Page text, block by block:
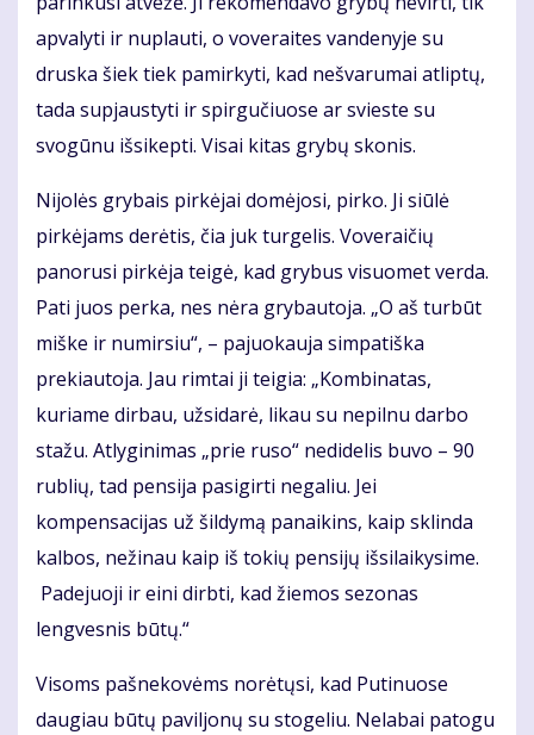
apvalyti ir nuplauti, o voveraites vandenyje su
druska šiek tiek pamirkyti, kad nešvarumai atliptų,
tada supjaustyti ir spirgučiuose ar svieste su
svogūnu išsikepti. Visai kitas grybų skonis.
Nijolės grybais pirkėjai domėjosi, pirko. Ji siūlė
pirkėjams derėtis, čia juk turgelis. Voveraičių
panorusi pirkėja teigė, kad grybus visuomet verda.
Pati juos perka, nes nėra grybautoja. „O aš turbūt
miške ir numirsiu“, – pajuokauja simpatiška
prekiautoja. Jau rimtai ji teigia: „Kombinatas,
kuriame dirbau, užsidarė, likau su nepilnu darbo
stažu. Atlyginimas „prie ruso“ nedidelis buvo – 90
rublių, tad pensija pasigirti negaliu. Jei
kompensacijas už šildymą panaikins, kaip sklinda
kalbos, nežinau kaip iš tokių pensijų išsilaikysime.
Padejuoji ir eini dirbti, kad žiemos sezonas
lengvesnis būtų.“
Visoms pašnekovėms norėtųsi, kad Putinuose
daugiau būtų paviljonų su stogeliu. Nelabai patogu